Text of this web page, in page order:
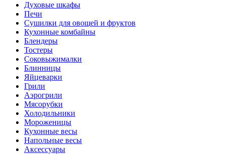
Духовые шкафы
Печи
Сушилки для овощей и фруктов
Кухонные комбайны
Блендеры
Тостеры
Соковыжималки
Блинницы
Яйцеварки
Грили
Аэрогрили
Мясорубки
Холодильники
Мороженицы
Кухонные весы
Напольные весы
Аксессуары